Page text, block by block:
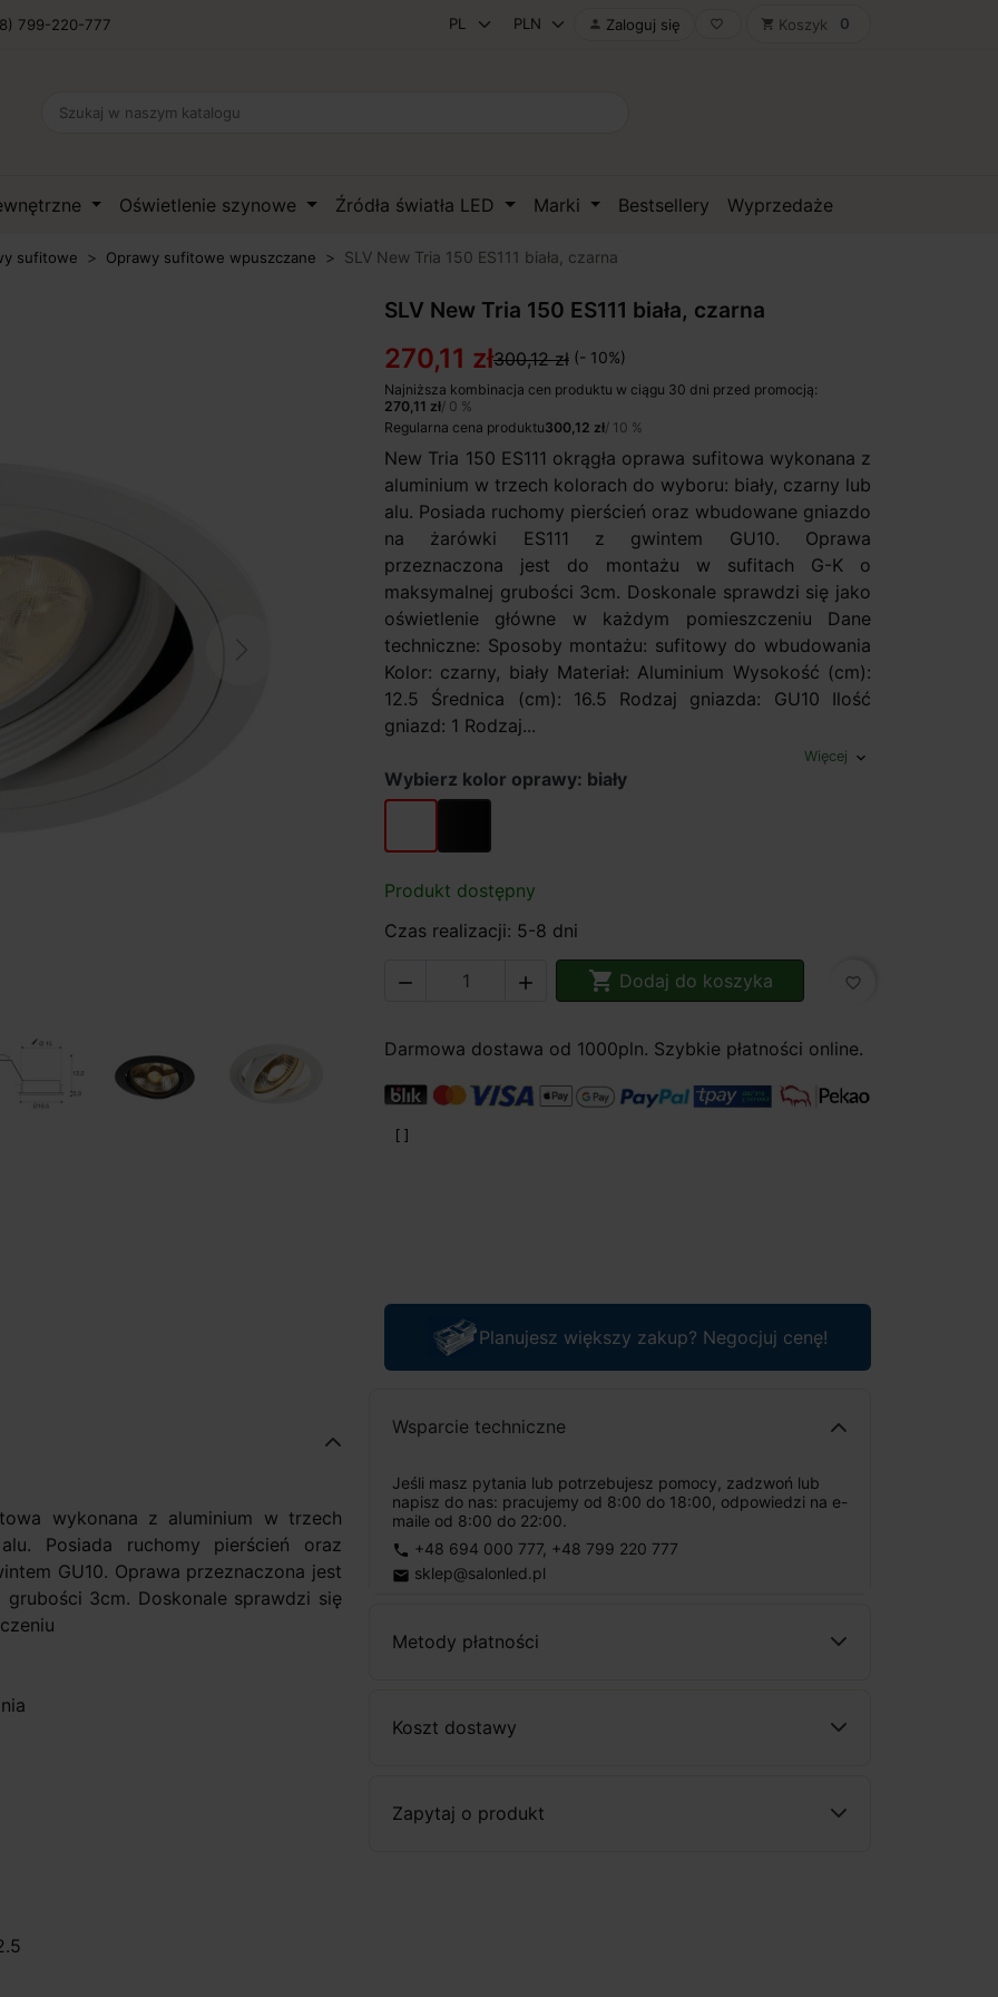
799-220-777  Zaloguj się favorite_border shopping_cart Koszyk 0
Oświetlenie szynowe Źródła światła LED Marki Bestsellery Wyprzedaże
sufitowe Oprawy sufitowe wpuszczane SLV New Tria 150 ES111 biała, czarna
SLV New Tria 150 ES111 biała, czarna
270,11 zł300,12 zł (- 10%)
Najniższa kombinacja cen produktu w ciągu 30 dni przed promocją:
270,11 zł/ 0 %
Regularna cena produktu300,12 zł/ 10 %
New Tria 150 ES111 okrągła oprawa sufitowa wykonana z
aluminium w trzech kolorach do wyboru: biały, czarny lub
alu. Posiada ruchomy pierścień oraz wbudowane gniazdo
na żarówki ES111 z gwintem GU10. Oprawa
przeznaczona jest do montażu w sufitach G-K o
maksymalnej grubości 3cm. Doskonale sprawdzi się jako
oświetlenie główne w każdym pomieszczeniu Dane
techniczne: Sposoby montażu: sufitowy do wbudowania
Kolor: czarny, biały Materiał: Aluminium Wysokość (cm):
12.5 Średnica (cm): 16.5 Rodzaj gniazda: GU10 Ilość
gniazd: 1 Rodzaj...
Więcej expand_more
Wybierz kolor oprawy: biały
biały czarny
Produkt dostępny
Czas realizacji: 5-8 dni
   Dodaj do koszyka favorite_border
Darmowa dostawa od 1000pln. Szybkie płatności online.
Planujesz większy zakup? Negocjuj cenę!
Wsparcie techniczne
Jeśli masz pytania lub potrzebujesz pomocy, zadzwoń lub
napisz do nas: pracujemy od 8:00 do 18:00, odpowiedzi na e-
maile od 8:00 do 22:00.
phone +48 694 000 777, +48 799 220 777
email sklep@salonled.pl
Metody płatności
Koszt dostawy
Zapytaj o produkt
wykonana z aluminium w trzech
Posiada ruchomy pierścień oraz
GU10. Oprawa przeznaczona jest
3cm. Doskonale sprawdzi się